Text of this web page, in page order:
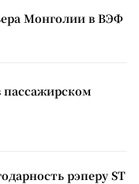
Монголии в ВЭФ
пассажирском
рэперу ST